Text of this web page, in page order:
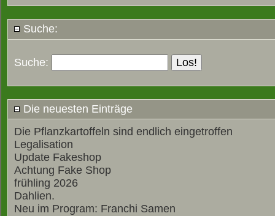
Suche:
Suche:
Die neuesten Einträge
Die Pflanzkartoffeln sind endlich eingetroffen
Legalisation
Update Fakeshop
Achtung Fake Shop
frühling 2026
Dahlien.
Neu im Program: Franchi Samen